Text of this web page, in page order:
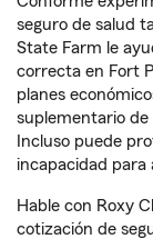
seguro de salud
State Farm le
correcta en Fort
planes
suplementario
Incluso puede
incapacidad para
Hable con Roxy
cotización de